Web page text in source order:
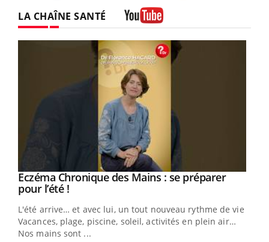
LA CHAÎNE SANTÉ
Youtube
Eczéma Chronique des Mains : se préparer
pour l’été !Youtube
L'été arrive… et avec lui, un tout nouveau rythme de vie !
Vacances, plage, piscine, soleil, activités en plein air…
Nos mains sont ...